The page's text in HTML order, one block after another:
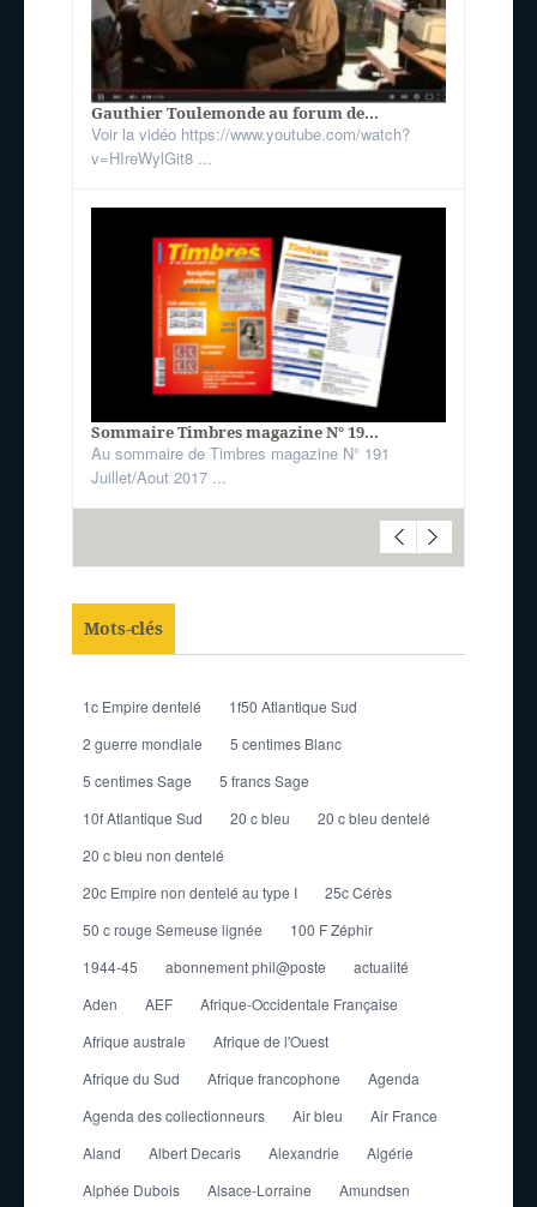
Gauthier Toulemonde au forum de...
Voir la vidéo https://www.youtube.com/watch?
v=HIreWylGit8 ...
Sommaire Timbres magazine N° 19...
Au sommaire de Timbres magazine N° 191
Juillet/Aout 2017 ...
Mots-clés
1c Empire dentelé
1f50 Atlantique Sud
2 guerre mondiale
5 centimes Blanc
5 centimes Sage
5 francs Sage
10f Atlantique Sud
20 c bleu
20 c bleu dentelé
20 c bleu non dentelé
20c Empire non dentelé au type I
25c Cérès
50 c rouge Semeuse lignée
100 F Zéphir
1944-45
abonnement phil@poste
actualité
Aden
AEF
Afrique-Occidentale Française
Afrique australe
Afrique de l'Ouest
Afrique du Sud
Afrique francophone
Agenda
Agenda des collectionneurs
Air bleu
Air France
Aland
Albert Decaris Alexandrie
Algérie
Alphée Dubois
Alsace-Lorraine
Amundsen